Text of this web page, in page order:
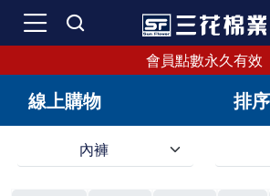
會員點數永久有效
線上購物 排
內褲